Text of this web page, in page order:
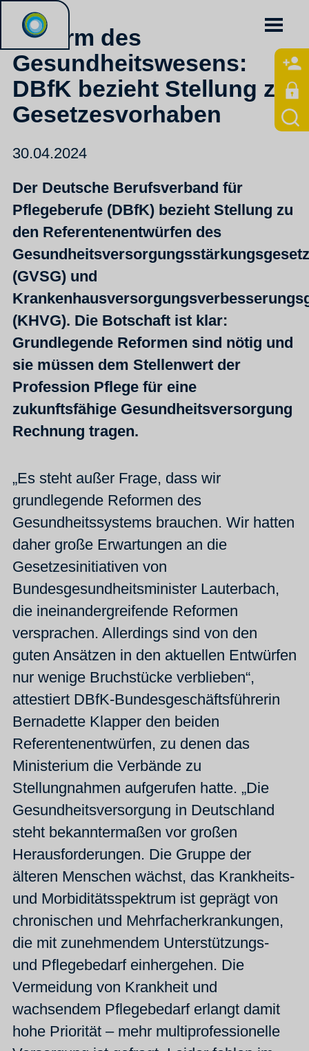
Reform des
Gesundheitswesens:
DBfK bezieht Stellung zu
Gesetzesvorhaben
30.04.2024
Der Deutsche Berufsverband für
Pflegeberufe (DBfK) bezieht Stellung zu
den Referentenentwürfen des
(GVSG) und
(KHVG). Die Botschaft ist klar:
Grundlegende Reformen sind nötig und
sie müssen dem Stellenwert der
Profession Pflege für eine
zukunftsfähige Gesundheitsversorgung
Rechnung tragen.
„Es steht außer Frage, dass wir
grundlegende Reformen des
Gesundheitssystems brauchen. Wir hatten
daher große Erwartungen an die
Gesetzesinitiativen von
Bundesgesundheitsminister Lauterbach,
die ineinandergreifende Reformen
versprachen. Allerdings sind von den
guten Ansätzen in den aktuellen Entwürfen
nur wenige Bruchstücke verblieben“,
attestiert DBfK-Bundesgeschäftsführerin
Bernadette Klapper den beiden
Referentenentwürfen, zu denen das
Ministerium die Verbände zu
Stellungnahmen aufgerufen hatte. „Die
Gesundheitsversorgung in Deutschland
steht bekanntermaßen vor großen
Herausforderungen. Die Gruppe der
älteren Menschen wächst, das Krankheits-
und Morbiditätsspektrum ist geprägt von
chronischen und Mehrfacherkrankungen,
die mit zunehmendem Unterstützungs-
und Pflegebedarf einhergehen. Die
Vermeidung von Krankheit und
wachsendem Pflegebedarf erlangt damit
hohe Priorität – mehr multiprofessionelle